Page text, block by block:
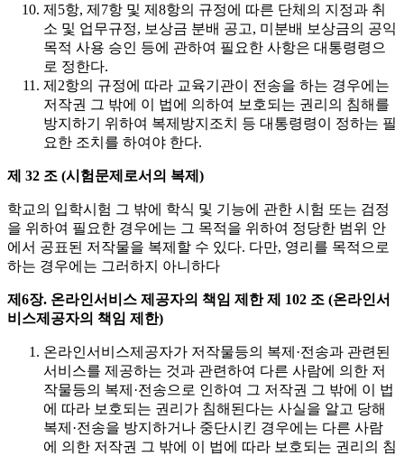
제5항, 제7항 및 제8항의 규정에 따른 단체의 지정과 취
소 및 업무규정, 보상금 분배 공고, 미분배 보상금의 공익
목적 사용 승인 등에 관하여 필요한 사항은 대통령령으
로 정한다.
제2항의 규정에 따라 교육기관이 전송을 하는 경우에는
저작권 그 밖에 이 법에 의하여 보호되는 권리의 침해를
방지하기 위하여 복제방지조치 등 대통령령이 정하는 필
요한 조치를 하여야 한다.
제 32 조 (시험문제로서의 복제)
학교의 입학시험 그 밖에 학식 및 기능에 관한 시험 또는 검정
을 위하여 필요한 경우에는 그 목적을 위하여 정당한 범위 안
에서 공표된 저작물을 복제할 수 있다. 다만, 영리를 목적으로
하는 경우에는 그러하지 아니하다
제6장. 온라인서비스 제공자의 책임 제한 제 102 조 (온라인서
비스제공자의 책임 제한)
온라인서비스제공자가 저작물등의 복제·전송과 관련된
서비스를 제공하는 것과 관련하여 다른 사람에 의한 저
작물등의 복제·전송으로 인하여 그 저작권 그 밖에 이 법
에 따라 보호되는 권리가 침해된다는 사실을 알고 당해
복제·전송을 방지하거나 중단시킨 경우에는 다른 사람
에 의한 저작권 그 밖에 이 법에 따라 보호되는 권리의 침